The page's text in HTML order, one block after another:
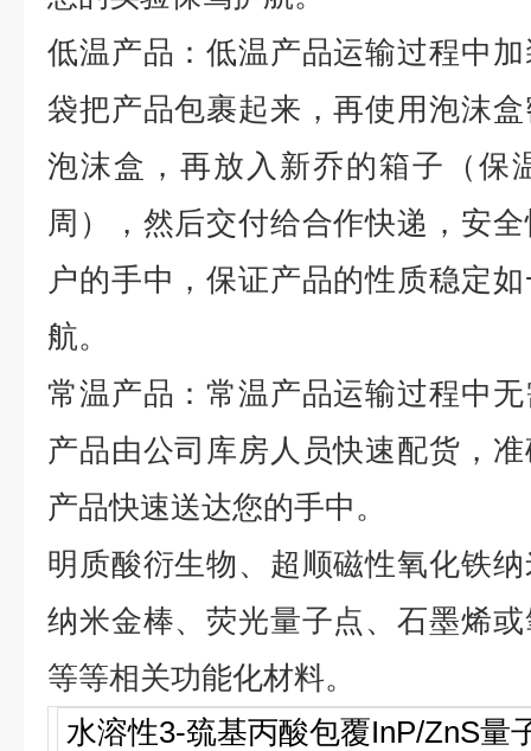
低温产品：低温产品运输过程中
袋把产品包裹起来，再使用泡沫
泡沫盒，再放入新乔的箱子（保
周），然后交付给合作快递，安
户的手中，保证产品的性质稳定
航。
常温产品：常温产品运输过程中
产品由公司库房人员快速配货，
产品快速送达您的手中。
明质酸衍生物、超顺磁性氧化铁
纳米金棒、荧光量子点、石墨烯
等等相关功能化材料。
水溶性3-巯基丙酸包覆InP/ZnS量